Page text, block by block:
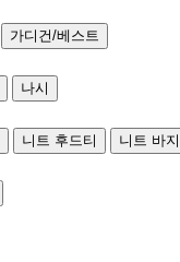
가디건/베스트
나시
니트 후드티
니트 바지